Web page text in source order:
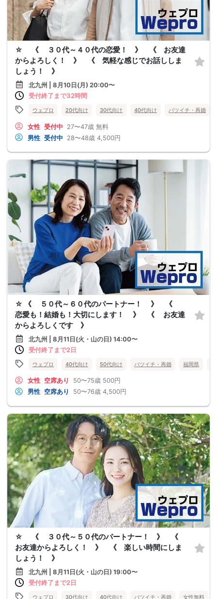
☆ 《 ３０代～４０代の恋愛！ 》 《 お友達
からよろしく！ 》 《 気軽な感じでお話ししま
しょう！ 》
北九州 | 8月10日(月) 20:00〜
受付終了まで32時間
ウェプロ 20代向け 30代向け 40代向け バツイチ・再婚
女性 受付中 27〜47歳 無料
男性 受付中 28〜48歳 4,500円
☆ 《 ５０代～６０代のパートナー！ 》 《
恋愛も！結婚も！大切にします！ 》 《 お友達
からよろしくです 》
北九州 | 8月11日(火・山の日) 14:00〜
受付終了まで2日
ウェプロ 40代向け 50代向け バツイチ・再婚 福岡県
女性 空席あり 50〜75歳 500円
男性 空席あり 50〜76歳 4,500円
☆ 《 ３０代～５０代のパートナー！ 》 《
お友達からよろしく！ 》 《 楽しい時間にしま
しょう！ 》
北九州 | 8月11日(火・山の日) 19:00〜
受付終了まで2日
ウェプロ 30代向け 40代向け バツイチ・再婚 女性無料